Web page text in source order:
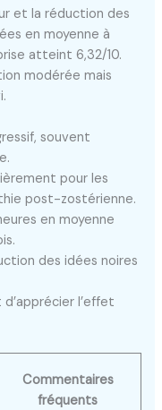
et la réduction des
en moyenne à
atteint 6,32/10.
modérée mais
souvent
pour les
post-zostérienne.
en moyenne
des idées noires
l’effet
Commentaires
fréquents